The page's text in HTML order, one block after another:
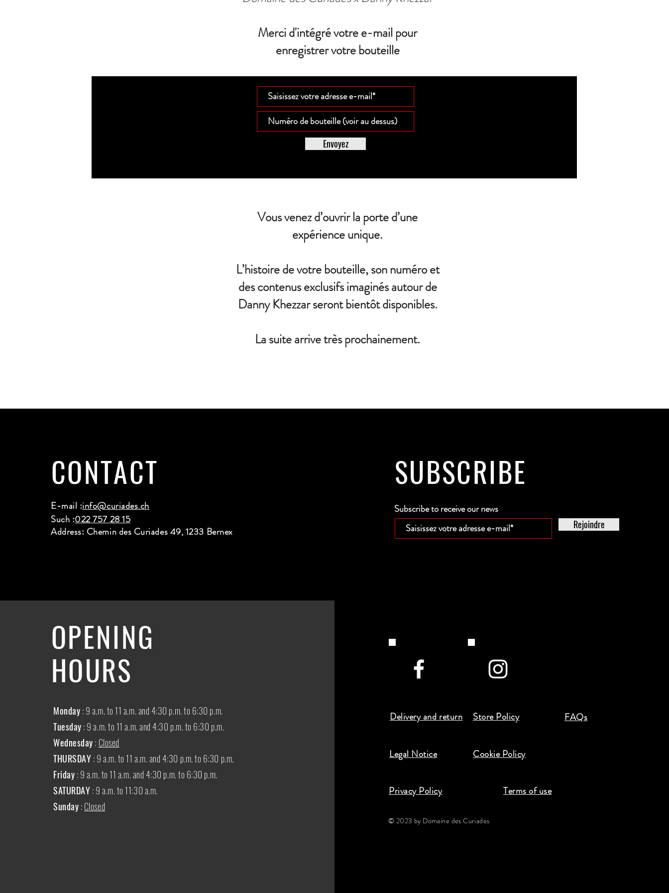
Merci d'intégré votre e-mail pour
enregistrer votre bouteille
Envoyez
Vous venez d’ouvrir la porte d’une
expérience unique.
L’histoire de votre bouteille, son numéro et
des contenus exclusifs imaginés autour de
Danny Khezzar seront bientôt disponibles.
La suite arrive très prochainement.
CONTACT
E-mail :info@curiades.ch
Such :022 757 28 15
Address: Chemin des Curiades 49, 1233 Bernex
SUBSCRIBE
Subscribe to receive our news
Rejoindre
OPENING
HOURS
Monday: 9 a.m. to 11 a.m. and 4:30 p.m. to 6:30 p.m.
Tuesday: 9 a.m. to 11 a.m. and 4:30 p.m. to 6:30 p.m.
Wednesday: Closed
THURSDAY:9 a.m. to 11 a.m. and 4:30 p.m. to 6:30 p.m.
Friday: 9 a.m. to 11 a.m. and 4:30 p.m. to 6:30 p.m.
SATURDAY: 9 a.m. to 11:30 a.m.
Sunday:Closed
Delivery and return Store Policy FAQs
Legal Notice Cookie Policy
Privacy Policy Terms of use
© 2023 by Domaine des Curiades